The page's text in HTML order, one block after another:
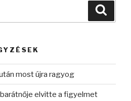
most újra ragyog
elvitte a figyelmet